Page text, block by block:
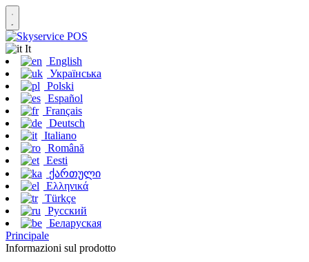
It
English
Українська
Polski
Español
Français
Deutsch
Italiano
Română
Eesti
ქართული
Ελληνικά
Türkçe
Русский
Беларуская
Principale
Informazioni sul prodotto